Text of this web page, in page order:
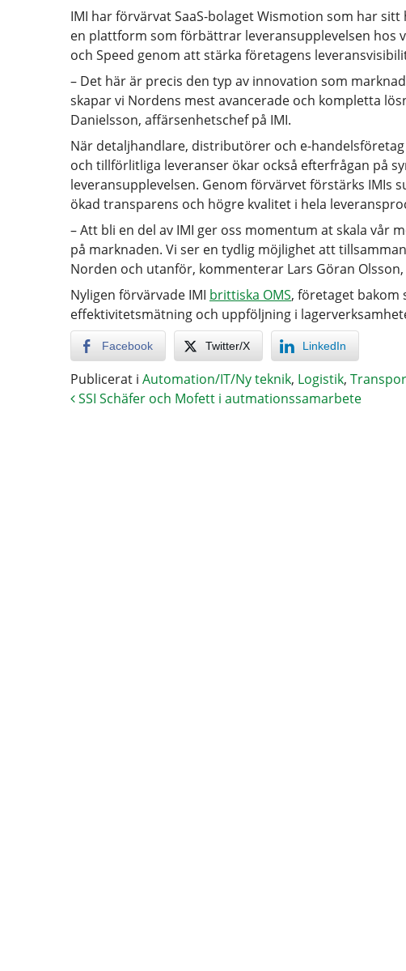
IMI har förvärvat SaaS-bolaget Wismotion som har
en plattform som förbättrar leveransupplevelsen hos
och Speed genom att stärka företagens
– Det här är precis den typ av innovation som
skapar vi Nordens mest avancerade och kompletta
Danielsson, affärsenhetschef på IMI.
När detaljhandlare, distributörer och e-
och tillförlitliga leveranser ökar också efterfrågan på
leveransupplevelsen. Genom förvärvet förstärks IMIs
ökad transparens och högre kvalitet i hela
– Att bli en del av IMI ger oss momentum at skala vår
på marknaden. Vi ser en tydlig möjlighet att
Norden och utanför, kommenterar Lars Göran
Nyligen förvärvade IMI brittiska OMS, företaget bakom
effektivitetsmätning och uppföljning i
Facebook Twitter/X LinkedIn
Publicerat i Automation/IT/Ny teknik, Logistik,
SSI Schäfer och Mofett i autmationssamarbete